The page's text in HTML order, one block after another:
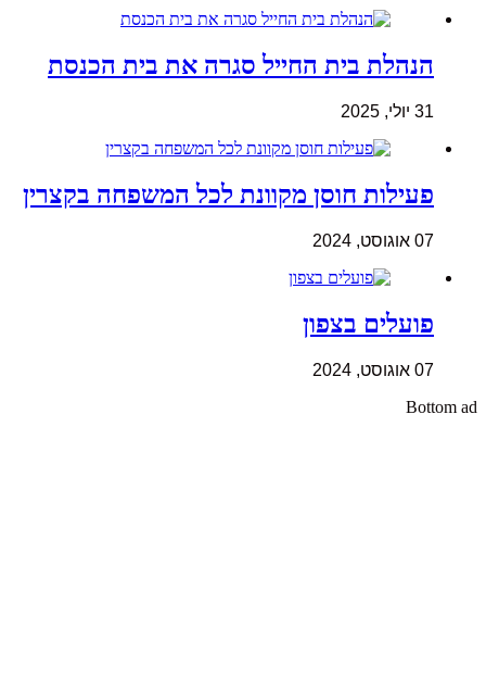
הנהלת בית החייל סגרה את בית הכנסת
31 יולי, 2025
פעילות חוסן מקוונת לכל המשפחה בקצרין
07 אוגוסט, 2024
פועלים בצפון
07 אוגוסט, 2024
Bottom ad